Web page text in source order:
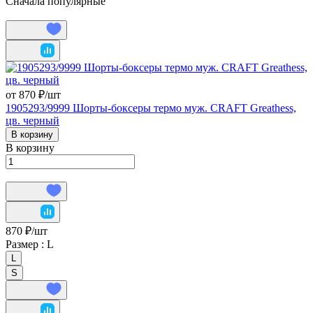
от 870 ₽/шт
1905293/9999 Шорты-боксеры термо муж. CRAFT Greathess,
цв. черный
В корзину
В корзину
870 ₽/шт
Размер : L
S